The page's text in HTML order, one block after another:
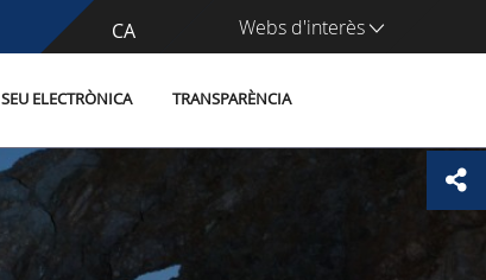
CA
ES Webs d'interès
SEU ELECTRÒNICA TRANSPARÈNCIA